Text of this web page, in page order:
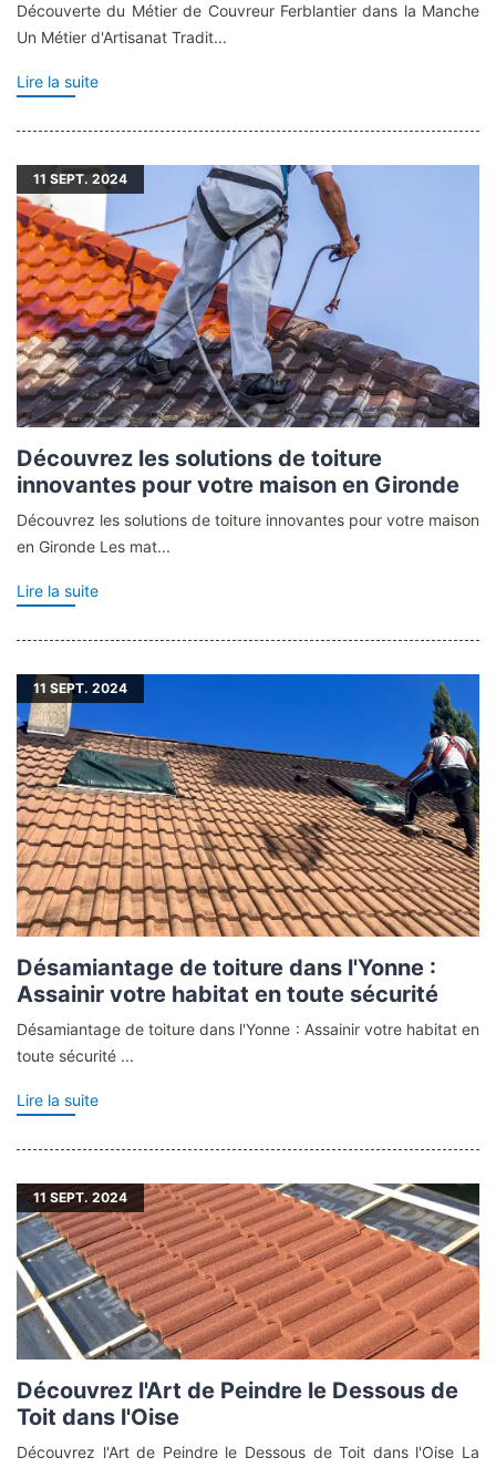
Découverte du Métier de Couvreur Ferblantier dans la Manche
Un Métier d'Artisanat Tradit...
Lire la suite
11 SEPT. 2024
Découvrez les solutions de toiture
innovantes pour votre maison en Gironde
Découvrez les solutions de toiture innovantes pour votre maison
en Gironde Les mat...
Lire la suite
11 SEPT. 2024
Désamiantage de toiture dans l'Yonne :
Assainir votre habitat en toute sécurité
Désamiantage de toiture dans l'Yonne : Assainir votre habitat en
toute sécurité ...
Lire la suite
11 SEPT. 2024
Découvrez l'Art de Peindre le Dessous de
Toit dans l'Oise
Découvrez l'Art de Peindre le Dessous de Toit dans l'Oise La